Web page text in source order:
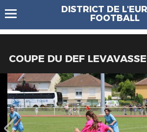
DISTRICT DE
FOOTBALL
COUPE DU DEF